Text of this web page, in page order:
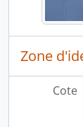
Zone
Cote